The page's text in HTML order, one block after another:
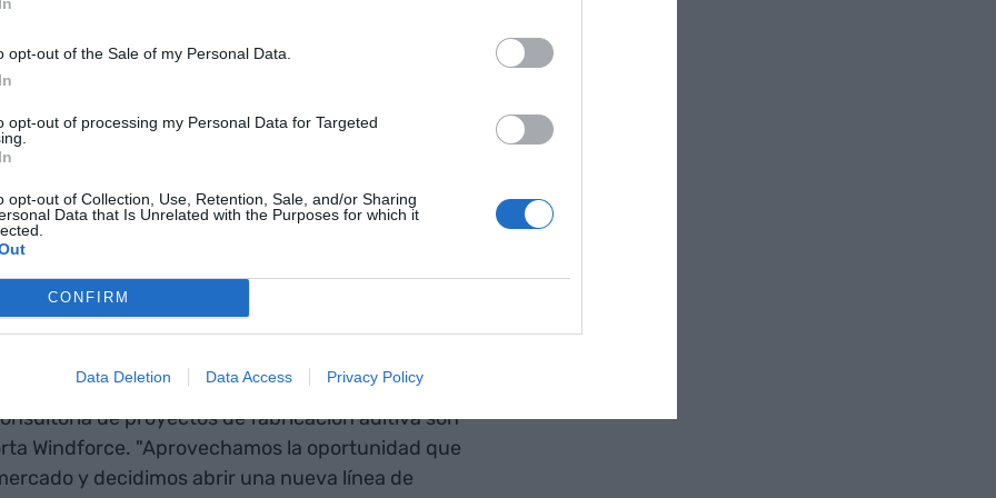
opt-out of the Sale of my Personal Data.
opt-out of processing my Personal Data for Targeted
opt-out of Collection, Use, Retention, Sale, and/or Sharing
Data that Is Unrelated with the Purposes for which it
CONFIRM
Data Deletion Data Access Privacy Policy
para poder mostrar una réplica de sus
la
procesos
y de
industriales,
rediseño de piezas 3D,
de proyectos de fabricación aditiva son
Windforce. "Aprovechamos la oportunidad que
y decidimos abrir una nueva línea de